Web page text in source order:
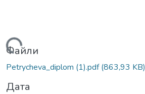
Файли
Petrycheva_diplom (1).pdf(863,93 KB)
Дата